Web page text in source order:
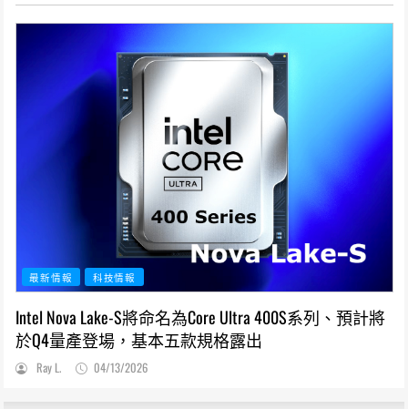
最新情報 科技情報
Intel Nova Lake-S將命名為Core Ultra 400S系列、預計將
於Q4量產登場，基本五款規格露出
Ray L. 04/13/2026